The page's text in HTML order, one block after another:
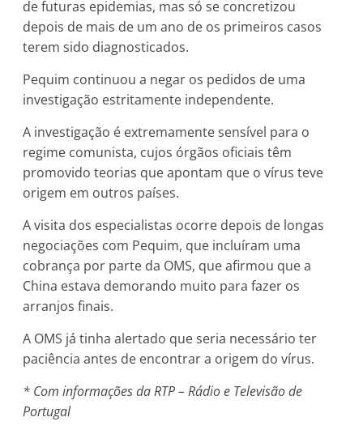
de futuras epidemias, mas só se concretizou
depois de mais de um ano de os primeiros casos
terem sido diagnosticados.
Pequim continuou a negar os pedidos de uma
investigação estritamente independente.
A investigação é extremamente sensível para o
regime comunista, cujos órgãos oficiais têm
promovido teorias que apontam que o vírus teve
origem em outros países.
A visita dos especialistas ocorre depois de longas
negociações com Pequim, que incluíram uma
cobrança por parte da OMS, que afirmou que a
China estava demorando muito para fazer os
arranjos finais.
A OMS já tinha alertado que seria necessário ter
paciência antes de encontrar a origem do vírus.
* Com informações da RTP – Rádio e Televisão de
Portugal